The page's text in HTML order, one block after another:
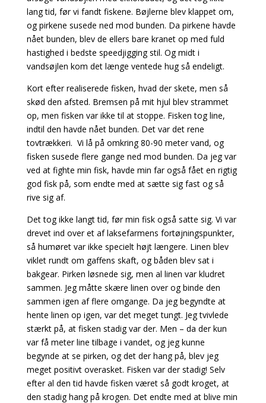
lang tid, før vi fandt fiskene. Bøjlerne blev klappet om,
og pirkene susede ned mod bunden. Da pirkene havde
nået bunden, blev de ellers bare kranet op med fuld
hastighed i bedste speedjigging stil. Og midt i
vandsøjlen kom det længe ventede hug så endeligt.
Kort efter realiserede fisken, hvad der skete, men så
skød den afsted. Bremsen på mit hjul blev strammet
op, men fisken var ikke til at stoppe. Fisken tog line,
indtil den havde nået bunden. Det var det rene
tovtrækkeri. Vi lå på omkring 80-90 meter vand, og
fisken susede flere gange ned mod bunden. Da jeg var
ved at fighte min fisk, havde min far også fået en rigtig
god fisk på, som endte med at sætte sig fast og så
rive sig af.
Det tog ikke langt tid, før min fisk også satte sig. Vi var
drevet ind over et af laksefarmens fortøjningspunkter,
så humøret var ikke specielt højt længere. Linen blev
viklet rundt om gaffens skaft, og båden blev sat i
bakgear. Pirken løsnede sig, men al linen var kludret
sammen. Jeg måtte skære linen over og binde den
sammen igen af flere omgange. Da jeg begyndte at
hente linen op igen, var det meget tungt. Jeg tvivlede
stærkt på, at fisken stadig var der. Men – da der kun
var få meter line tilbage i vandet, og jeg kunne
begynde at se pirken, og det der hang på, blev jeg
meget positivt overasket. Fisken var der stadig! Selv
efter al den tid havde fisken været så godt kroget, at
den stadig hang på krogen. Det endte med at blive min